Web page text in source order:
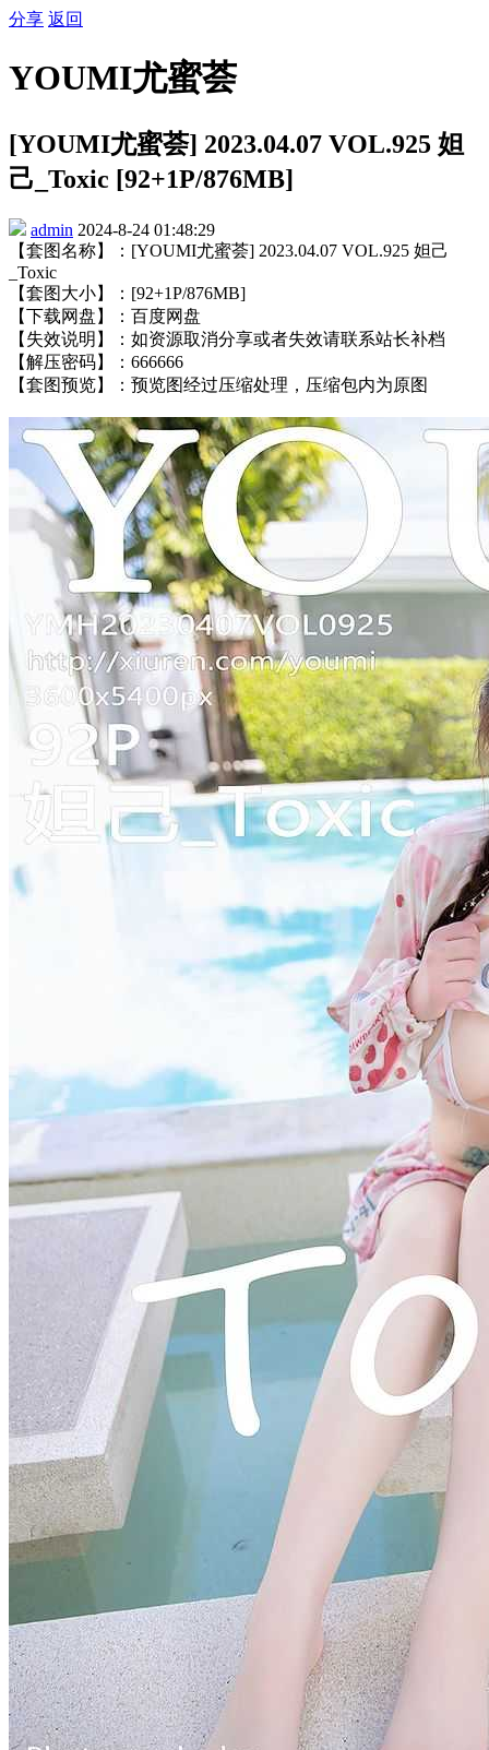
分享 返回
YOUMI尤蜜荟
[YOUMI尤蜜荟] 2023.04.07 VOL.925 妲
己_Toxic [92+1P/876MB]
admin 2024-8-24 01:48:29
【套图名称】：[YOUMI尤蜜荟] 2023.04.07 VOL.925 妲己
_Toxic
【套图大小】：[92+1P/876MB]
【下载网盘】：百度网盘
【失效说明】：如资源取消分享或者失效请联系站长补档
【解压密码】：666666
【套图预览】：预览图经过压缩处理，压缩包内为原图